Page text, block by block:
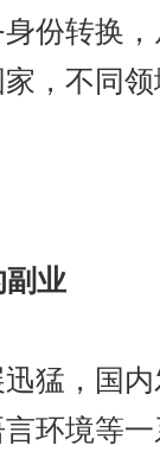
份转换
，不同
副业
猛，国
环境等